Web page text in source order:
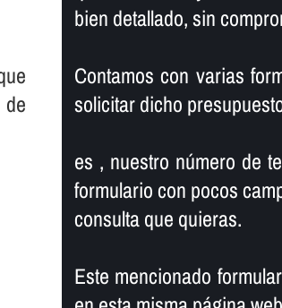
bien detallado, sin
Contamos con varias
solicitar dicho
es , nuestro número de
formulario con pocos
consulta que quieras.
Este mencionado